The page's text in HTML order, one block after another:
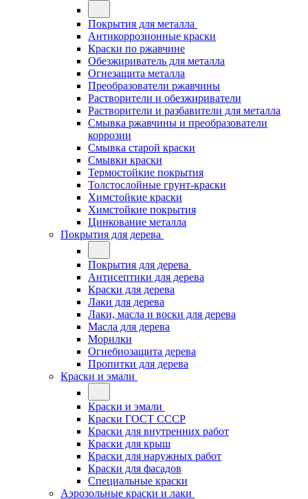
Покрытия для металла
Антикоррозионные краски
Краски по ржавчине
Обезжириватель для металла
Огнезащита металла
Преобразователи ржавчины
Растворители и обезжириватели
Растворители и разбавители для металла
Смывка ржавчины и преобразователи
коррозии
Смывка старой краски
Смывки краски
Термостойкие покрытия
Толстослойные грунт-краски
Химстойкие краски
Химстойкие покрытия
Цинкование металла
Покрытия для дерева
Покрытия для дерева
Антисептики для дерева
Краски для дерева
Лаки для дерева
Лаки, масла и воски для дерева
Масла для дерева
Морилки
Огнебиозащита дерева
Пропитки для дерева
Краски и эмали
Краски и эмали
Краски ГОСТ СССР
Краски для внутренних работ
Краски для крыш
Краски для наружных работ
Краски для фасадов
Специальные краски
Аэрозольные краски и лаки